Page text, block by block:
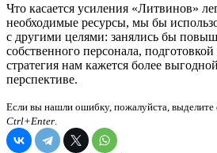
Что касается усиления «Литвинов»
необходимые ресурсы, мы бы
с другими целями: занялись бы
собственного персонала,
стратегия нам кажется более
перспективе.
Если вы нашли ошибку, пожалуйста, выделите
Ctrl+Enter